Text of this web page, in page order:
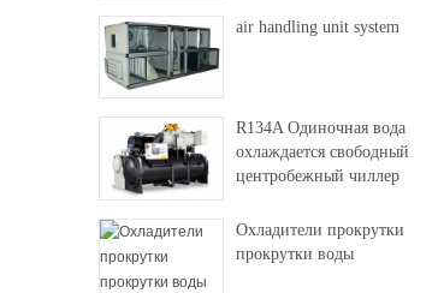
air handling unit system
R134A Одиночная вода
охлаждается свободный
центробежный чиллер
Охладители прокрутки
прокрутки воды